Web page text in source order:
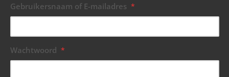
Gebruikersnaam of E-mailadres *
Wachtwoord *